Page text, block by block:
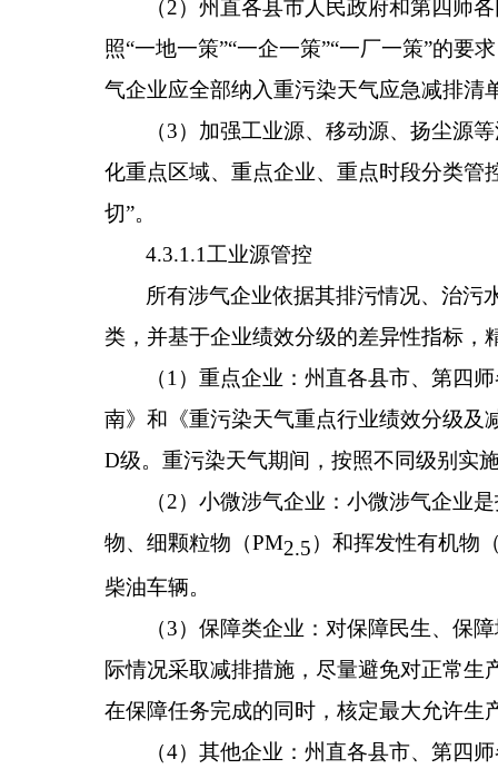
（2）州直各县市人民政府和第四师
照“一地一策”“一企一策”“一厂一策”的要
气企业应全部纳入重污染天气应急减排清
（3）加强工业源、移动源、扬尘源
化重点区域、重点企业、重点时段分类管
切”。
4.3.1.1 工业源管控
所有涉气企业依据其排污情况、治污
类，并基于企业绩效分级的差异性指标，
（1 ）重点企业：州直各县市、第四
南》 和《重污染天气重点行业绩效分级及
D级。重污染天气期间，按照不同级别实
（2）小微涉气企业：小微涉气企业
物、细颗粒物（PM2.5）和挥发性有机物
柴油车辆。
（3）保障类企业：对保障民生、保
际情况采取减排措施，尽量避免对正常
在保障任务完成的同时，核定最大允许生
（4）其他企业：州直各县市、第四